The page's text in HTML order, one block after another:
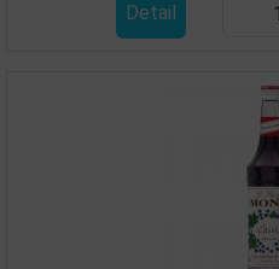
Detail